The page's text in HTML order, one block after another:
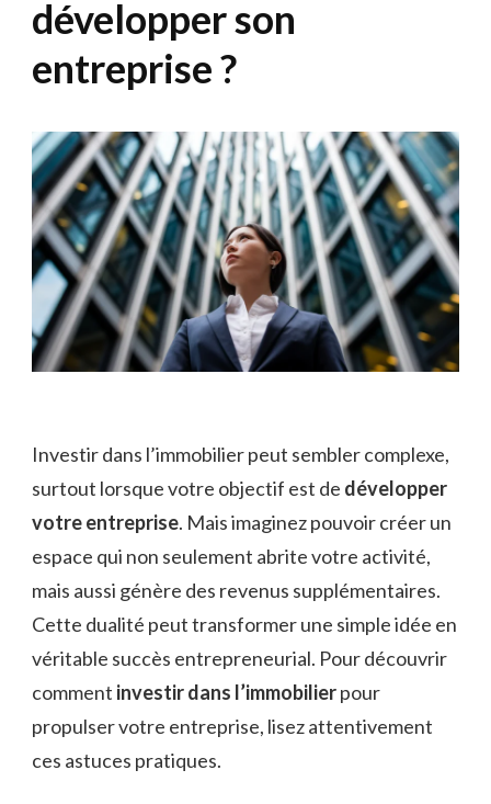
développer son
entreprise ?
Investir dans l’immobilier peut sembler complexe,
surtout lorsque votre objectif est de développer
votre entreprise. Mais imaginez pouvoir créer un
espace qui non seulement abrite votre activité,
mais aussi génère des revenus supplémentaires.
Cette dualité peut transformer une simple idée en
véritable succès entrepreneurial. Pour découvrir
comment investir dans l’immobilierpour
propulser votre entreprise, lisez attentivement
ces astuces pratiques.